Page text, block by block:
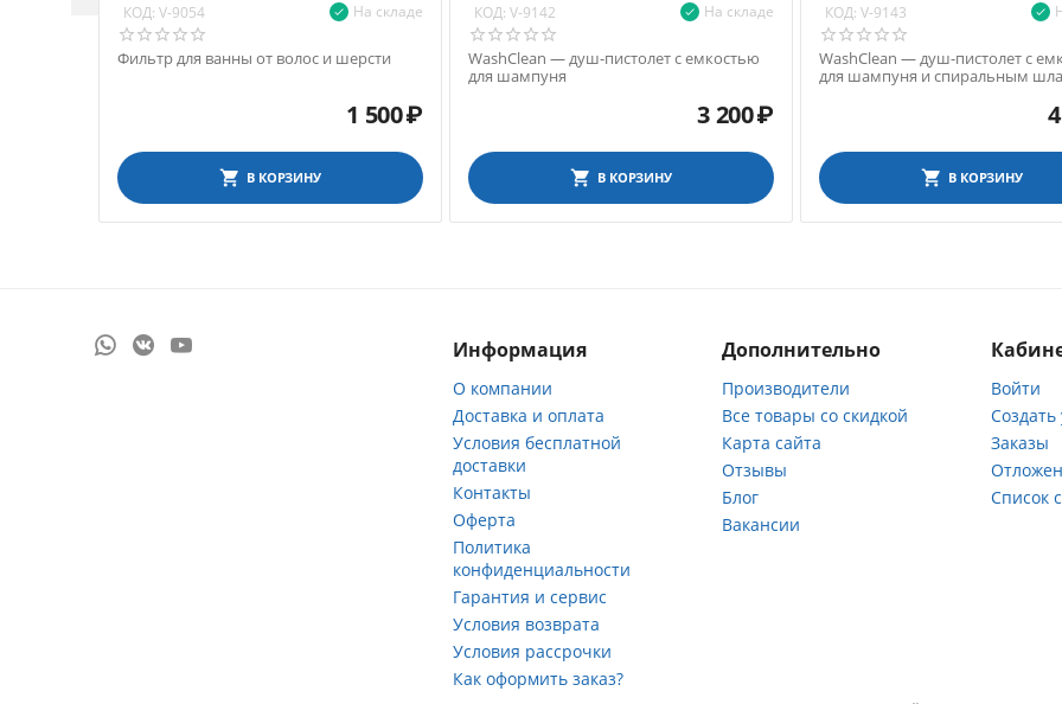
КОД: V-9054 На складе
Фильтр для ванны от волос и шерсти
1 500₽
В КОРЗИНУ
КОД: V-9142 На складе
WashClean — душ-пистолет с емкостью
для шампуня
3 200₽
В КОРЗИНУ
КОД: V-9143
WashClean — душ-пистолет с
для шампуня и спиральным
В КОРЗИНУ
Информация
О компании
Доставка и оплата
Условия бесплатной
доставки
Контакты
Оферта
Политика
конфиденциальности
Гарантия и сервис
Условия возврата
Условия рассрочки
Как оформить заказ?
Дополнительно
Производители
Все товары со скидкой
Карта сайта
Отзывы
Блог
Вакансии
Войти
Заказы
Список